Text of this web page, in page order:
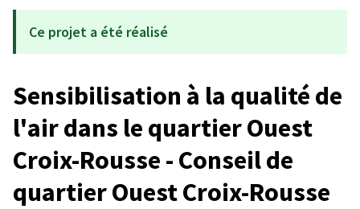
Ce projet a été réalisé
Sensibilisation à la qualité de
l'air dans le quartier Ouest
Croix-Rousse - Conseil de
quartier Ouest Croix-Rousse